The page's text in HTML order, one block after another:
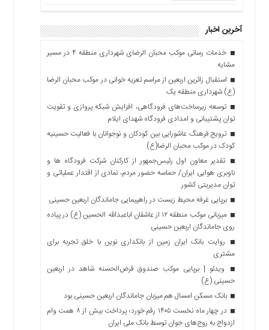
آخرین اخبار
خدمات رسانی موکب محبان الرضای شهرداری منطقه ۴ در مسیر
مشایه
استقبال زائرین اربعین از مراسم تعزیه خوانی در موکب محبان الرضا
(ع) شهرداری منطقه یک
توسعه زیرساخت‌های فرودگاهی، افزایش شبکه پروازی و تقویت
توان پشتیبانی و امدادی فرودگاه شهدای ایلام
ترویج فرهنگ عاشورایی بین کودکان و نوجوانان با فعالیت حسینیه
کودک در موکب محبان الرضا(ع)
تقدیر معاون اول رئیس‌جمهور از کارکنان شرکت فرودگاه ها و
ناوبری هوایی ایران/ حماسه حضور مردم، نمادی از اقتدار عملیاتی و
توان مدیریتی کشور
برپایی غرفه محیط زیست در راهپیمایی جاماندگان اربعین حسینی
میزبانی موکب منطقه ۱۲ از عاشقان اباعبدالله الحسین (ع) در پیاده
روی جاماندگان اربعین حسینی
روایت بانک ایران زمین از بانکداری نوین با خلق تجربه برای
مشتری
ویدئو | برپایی موکب صندوق قرض‌الحسنه شاهد در اربعین
حسینی (ع)
بانک مسکن امسال هم میزبان جاماندگان اربعین حسینی بود
در چهار ماه نخست ۱۴۰۵ رقم خورد؛ پرداخت بیش از ۸ همت وام
ازدواج به زوج‌های جوان توسط بانک ملی ایران